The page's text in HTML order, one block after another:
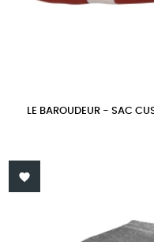
LE BAROUDEUR - SAC
